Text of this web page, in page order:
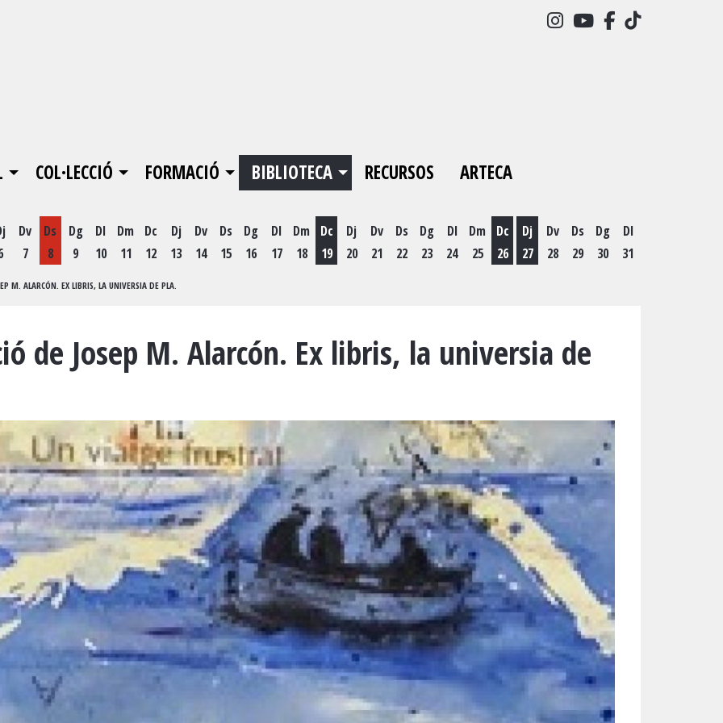
Link a instagram
Link a youtube
Link aLink a
COL·LECCIÓ FORMACIÓ BIBLIOTECA RECURSOS ARTECA
Dv
7
Ds
8
Dg
9
Dl
10
Dm
11
Dc
12
Dj
13
Dv
14
Ds
15
Dg
16
Dl
17
Dm
18
Dc
19
Dj
20
Dv
21
Ds
22
Dg
23
Dl
24
Dm
25
Dc
26
Dj
27
Dv
28
Ds
29
Dg
30
Dl
31
M. ALARCÓN. EX LIBRIS, LA UNIVERSIA DE PLA.
de Josep M. Alarcón. Ex libris, la universia de